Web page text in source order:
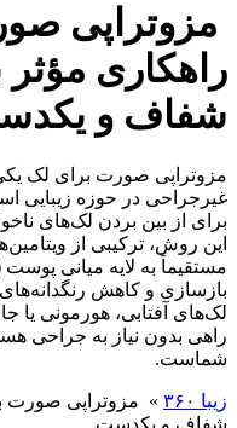
مزوتراپی
راهکاری
شفاف و
مزوتراپی صورت برای لک
غیرجراحی در حوزه زیبایی
برای از بین بردن لک‌های
این روش، ترکیبی از
مستقیماً به لایه میانی
بازسازی و کاهش
لک‌های آفتابی، هورمونی یا
راهی بدون نیاز به جراحی
شماست.
زیبا ۳۶۰ » مزوتراپی صورت